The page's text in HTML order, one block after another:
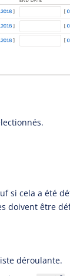
si cela a été
doivent être
déroulante.